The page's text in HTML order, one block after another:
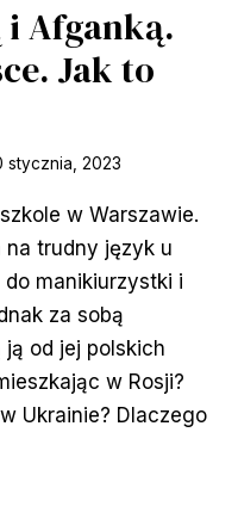
i Afganką.
Jak to
stycznia, 2023
w Warszawie.
na trudny język u
manikiurzystki i
za sobą
od jej polskich
w Rosji?
Ukrainie? Dlaczego